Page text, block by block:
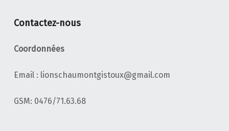
Contactez-nous
Coordonnées
Email : lionschaumontgistoux@gmail.com
‭GSM: 0476/71.63.68‬